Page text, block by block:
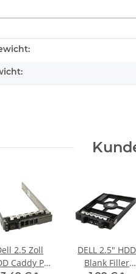
2.5 Zoll
Caddy PE
DELL 2.5" HDD
Blank Filler